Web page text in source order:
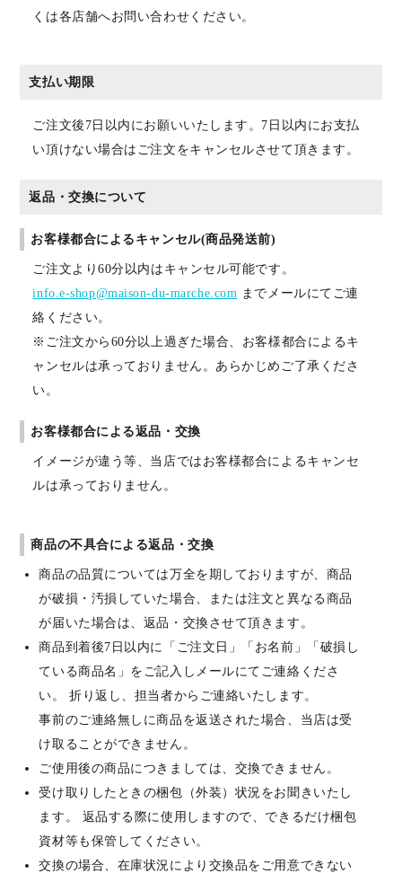
くは各店舗へお問い合わせください。
支払い期限
ご注文後7日以内にお願いいたします。7日以内にお支払
い頂けない場合はご注文をキャンセルさせて頂きます。
返品・交換について
お客様都合によるキャンセル(商品発送前)
ご注文より60分以内はキャンセル可能です。
info.e-shop@maison-du-marche.com までメールにてご連
絡ください。
※ご注文から60分以上過ぎた場合、お客様都合によるキ
ャンセルは承っておりません。あらかじめご了承くださ
い。
お客様都合による返品・交換
イメージが違う等、当店ではお客様都合によるキャンセ
ルは承っておりません。
商品の不具合による返品・交換
商品の品質については万全を期しておりますが、商品
が破損・汚損していた場合、または注文と異なる商品
が届いた場合は、返品・交換させて頂きます。
商品到着後7日以内に「ご注文日」「お名前」「破損し
ている商品名」をご記入しメールにてご連絡くださ
い。 折り返し、担当者からご連絡いたします。
事前のご連絡無しに商品を返送された場合、当店は受
け取ることができません。
ご使用後の商品につきましては、交換できません。
受け取りしたときの梱包（外装）状況をお聞きいたし
ます。 返品する際に使用しますので、できるだけ梱包
資材等も保管してください。
交換の場合、在庫状況により交換品をご用意できない